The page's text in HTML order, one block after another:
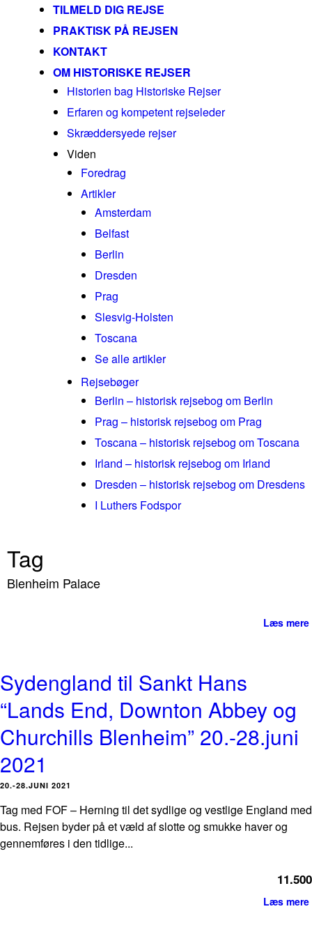
TILMELD DIG REJSE
PRAKTISK PÅ REJSEN
KONTAKT
OM HISTORISKE REJSER
Historien bag Historiske Rejser
Erfaren og kompetent rejseleder
Skræddersyede rejser
Viden
Foredrag
Artikler
Amsterdam
Belfast
Berlin
Dresden
Prag
Slesvig-Holsten
Toscana
Se alle artikler
Rejsebøger
Berlin – historisk rejsebog om Berlin
Prag – historisk rejsebog om Prag
Toscana – historisk rejsebog om Toscana
Irland – historisk rejsebog om Irland
Dresden – historisk rejsebog om Dresdens
I Luthers Fodspor
Tag
Blenheim Palace
Læs mere
Sydengland til Sankt Hans
“Lands End, Downton Abbey og
Churchills Blenheim” 20.-28.juni
2021
20.-28.JUNI 2021
Tag med FOF – Herning til det sydlige og vestlige England med
bus. Rejsen byder på et væld af slotte og smukke haver og
gennemføres i den tidlige...
11.500
Læs mere